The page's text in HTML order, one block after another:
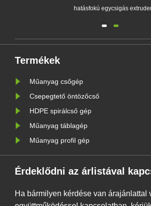
hatásfokú egycsigás
magmatricával, méretező
permetező víztartály.
trakto......
Termékek
Műanyag csőgép
Csepegtető öntözőcső
HDPE spirálcső gép
Műanyag táblagép
Műanyag profil gép
Érdeklődni az árlistával
Ha bármilyen kérdése van árajánlattal